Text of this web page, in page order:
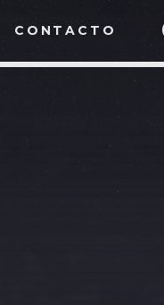
CONTACTO